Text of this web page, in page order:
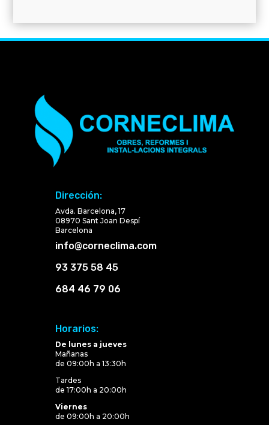
Dirección:
Avda. Barcelona, 17
08970 Sant Joan Despí
Barcelona
info@corneclima.com
93 375 58 45
684 46 79 06
Horarios:
De lunes a jueves
Mañanas
de 09:00h a 13:30h
Tardes
de 17:00h a 20:00h
Viernes
de 09:00h a 20:00h